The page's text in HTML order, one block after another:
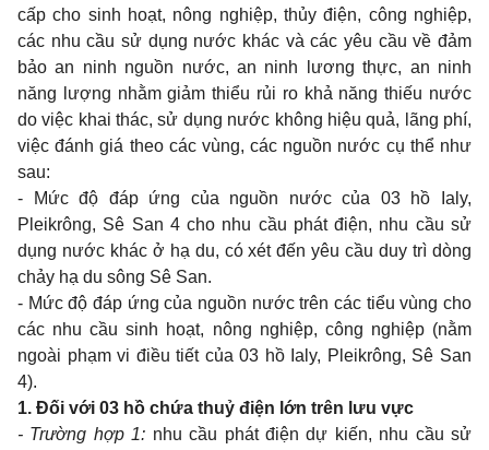
cấp cho sinh hoạt, nông nghiệp, thủy điện, công nghiệp,
các nhu cầu sử dụng nước khác và các yêu cầu về đảm
bảo an ninh nguồn nước, an ninh lương thực, an ninh
năng lượng nhằm giảm thiểu rủi ro khả năng thiếu nước
do việc khai thác, sử dụng nước không hiệu quả, lãng phí,
việc đánh giá theo các vùng, các nguồn nước cụ thể như
sau:
-
Mức độ đáp ứng của nguồn nước của 03 hồ Ialy,
Pleikrông, Sê San 4 cho nhu cầu phát điện, nhu cầu sử
dụng nước khác ở hạ du, có xét đến yêu cầu duy trì dòng
chảy hạ du sông Sê San.
- Mức độ đáp ứng của nguồn nước trên các tiểu vùng cho
các nhu cầu sinh hoạt, nông nghiệp, công nghiệp (nằm
ngoài phạm vi điều tiết của 03 hồ Ialy, Pleikrông, Sê San
4).
1. Đối với 03 hồ chứa thuỷ điện lớn trên lưu vực
- Trường hợp 1: nhu cầu phát điện dự kiến, nhu cầu sử